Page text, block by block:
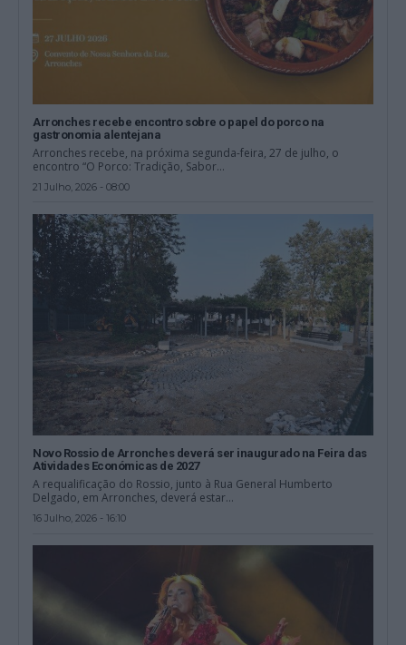
Arronches recebe encontro sobre o papel do porco na
gastronomia alentejana
Arronches recebe, na próxima segunda-feira, 27 de julho, o
encontro “O Porco: Tradição, Sabor...
21 Julho, 2026 - 08:00
Novo Rossio de Arronches deverá ser inaugurado na Feira das
Atividades Económicas de 2027
A requalificação do Rossio, junto à Rua General Humberto
Delgado, em Arronches, deverá estar...
16 Julho, 2026 - 16:10